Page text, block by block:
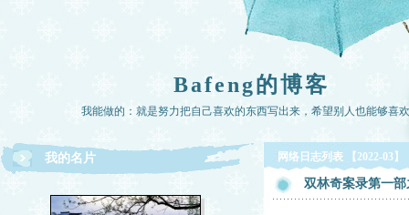
Bafeng的博客
我能做的：就是努力把自己喜欢的东西写出来，希望别人也能够喜
我的名片 网络日志列表 【2022-03】
双林奇案录第一